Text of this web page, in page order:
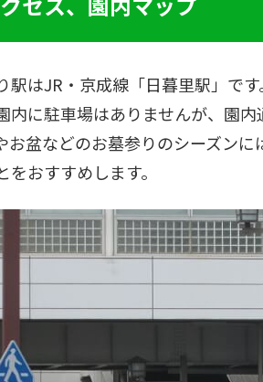
はJR・京成線「日暮里駅」です
内に駐車場はありませんが、園
お盆などのお墓参りのシーズン
おすすめします。